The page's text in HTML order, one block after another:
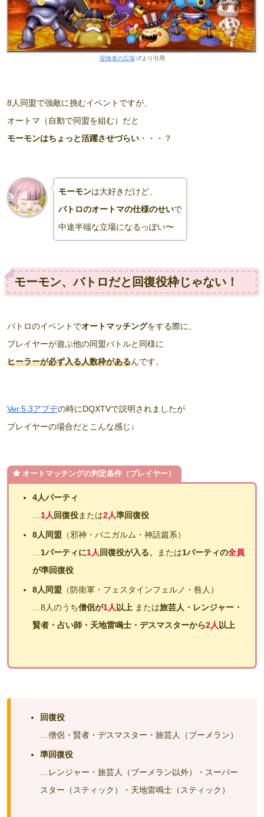
冒険者の広場 より引用
8人同盟で強敵に挑むイベントですが、
オートマ（自動で同盟を組む）だと
モーモンはちょっと活躍させづらい ・・・？
モーモンは大好きだけど、
バトロのオートマの仕様のせいで
中途半端な立場になるっぽい〜
モーモン、バトロだと回復役枠じゃない！
バトロのイベントでオートマッチングをする際に、
プレイヤーが遊ぶ他の同盟バトルと同様に
ヒーラーが必ず入る人数枠があるんです。
Ver.5.3アプデの時にDQXTVで説明されましたが
プレイヤーの場合だとこんな感じ↓
オートマッチングの判定条件（プレイヤー）
4人パーティ
1人 回復役または2人準回復役
8人同盟 （邪神・パニガルム・神話篇系）
1パーティに1人 回復役が入る、 または1パーティの全員
が準回復役
8人同盟 （防衛軍・フェスタインフェルノ・咎人）
…8人のうち僧侶が1人 以上 または旅芸人・レンジャー・
賢者・占い師・天地雷鳴士・デスマスターから2人 以上
回復役
…僧侶・賢者・デスマスター・旅芸人（ブーメラン）
準回復役
…レンジャー・旅芸人（ブーメラン以外）・スーパー
スター（スティック）・天地雷鳴士（スティック）